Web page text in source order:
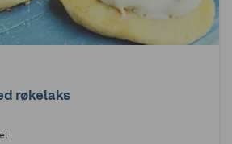
røkelaks